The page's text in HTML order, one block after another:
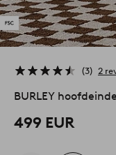
3 2
BURLEY
499 EUR